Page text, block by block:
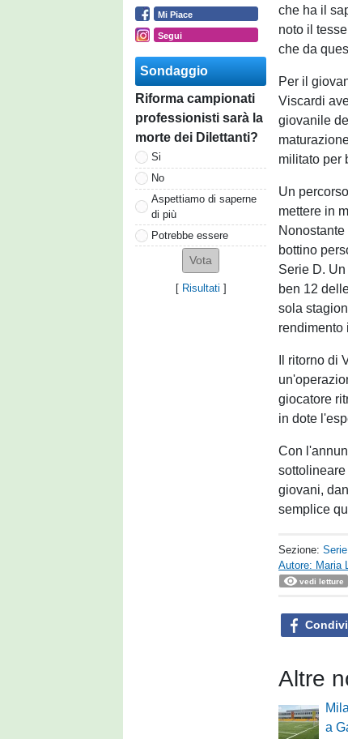
Mi Piace
Segui
Sondaggio
Riforma campionati
professionisti sarà la
morte dei Dilettanti?
Si
No
Aspettiamo di saperne
di più
Potrebbe essere
[ Risultati ]
che ha il
noto il
che da
Per il
Viscardi
giovanile
militato per
Un
mettere in
bottino
Serie D.
ben 12
sola
rendimento
Il ritorno
giocatore
in dote
Con
giovani,
semplice
Sezione:
Autore: Maria
vedi letture
Altre
a